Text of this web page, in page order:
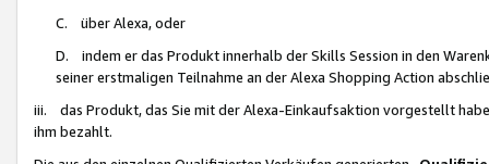
C. über Alexa, oder
D. indem er das Produkt innerhalb der Skills Session in den
seiner erstmaligen Teilnahme an der Alexa Shopping Action
iii. das Produkt, das Sie mit der Alexa-Einkaufsaktion vorgestellt
ihm bezahlt.